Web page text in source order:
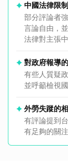
中國法律限
部分評論者
言論自由，
法律對主張
對政府報導
有些人質疑
並呼籲檢視
外勞失蹤的
有評論提到
有足夠的關